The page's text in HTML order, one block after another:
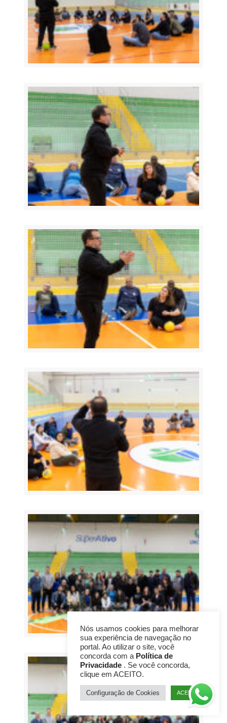
Nós usamos cookies para melhorar
sua experiência de navegação no
portal. Ao utilizar o site, você
concorda com a Política de
Privacidade . Se você concorda,
clique em ACEITO.
Configuração de Cookies ACEITO